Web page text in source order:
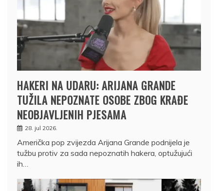
HAKERI NA UDARU: ARIJANA GRANDE
TUŽILA NEPOZNATE OSOBE ZBOG KRAĐE
NEOBJAVLJENIH PJESAMA
28. jul 2026.
Američka pop zvijezda Arijana Grande podnijela je
tužbu protiv za sada nepoznatih hakera, optužujući
ih…